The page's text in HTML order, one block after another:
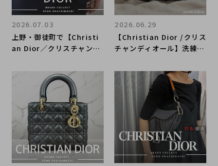
上野・御徒町で【Christi
an Dior／クリスチャンデ
らブランドコレクト上野御
徒町店｜Lady Dior Bag
／レディ ディオール バッ
グ入荷｜Buy & Sell Luxu
ry in Ueno Tokyo｜Tax
-Free Available
2026.07.03
【Christian Dior /クリス
チャンディオール】洗練さ
stian Dior｜購入も買取
もブランドコレクト麻布十
番店にお任せください！
2026.06.29